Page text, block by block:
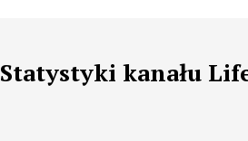
Statystyki kanału